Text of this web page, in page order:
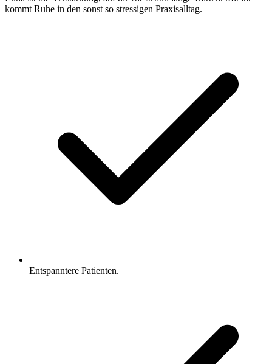
kommt Ruhe in den sonst so stressigen Praxisalltag.
Entspanntere Patienten.